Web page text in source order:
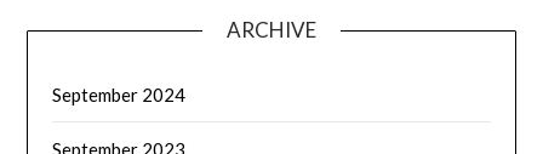
ARCHIVE
September 2024
September 2023